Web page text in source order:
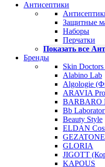
Антисептики
Защитные
Наборы
Перчатки
Показать все
Бренды
Skin
Alabino Lab
Algologie
ARAVIA
BARBARO
Bb
Beauty Style
ELDAN
GEZATONE
GLORIA
JIGOTT
KAPOUS